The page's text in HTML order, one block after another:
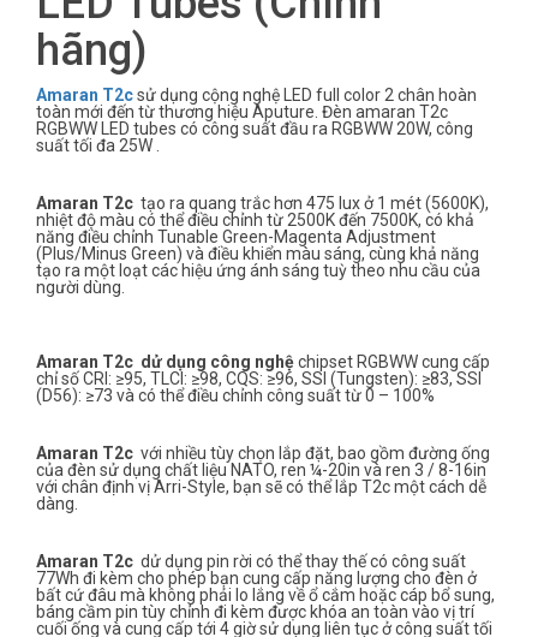
hãng)
Amaran T2csử dụng cộng nghệ LED full color 2 chân hoàn
toàn mới đến từ thương hiệu Aputure. Đèn amaran T2c
RGBWW LED tubes có công suất đầu ra RGBWW 20W, công
suất tối đa 25W .
Amaran T2c tạo ra quang trắc hơn 475 lux ở 1 mét (5600K),
nhiệt độ màu có thể điều chỉnh từ 2500K đến 7500K, có khả
năng điều chỉnh Tunable Green-Magenta Adjustment
(Plus/Minus Green) và điều khiển màu sáng, cùng khả năng
tạo ra một loạt các hiệu ứng ánh sáng tuỳ theo nhu cầu của
người dùng.
Amaran T2c dử dụng công nghệchipset RGBWW cung cấp
chỉ số CRI: ≥95, TLCI: ≥98, CQS: ≥96, SSI (Tungsten): ≥83, SSI
(D56): ≥73 và có thể điều chỉnh công suất từ 0 – 100%
Amaran T2c với nhiều tùy chọn lắp đặt, bao gồm đường ống
của đèn sử dụng chất liệu NATO, ren ¼-20in và ren 3 / 8-16in
với chân định vị Arri-Style, bạn sẽ có thể lắp T2c một cách dễ
dàng.
Amaran T2c dử dụng pin rời có thể thay thế có công suất
77Wh đi kèm cho phép bạn cung cấp năng lượng cho đèn ở
bất cứ đâu mà không phải lo lắng về ổ cắm hoặc cáp bổ sung,
báng cầm pin tùy chỉnh đi kèm được khóa an toàn vào vị trí
cuối ống và cung cấp tới 4 giờ sử dụng liên tục ở công suất tối